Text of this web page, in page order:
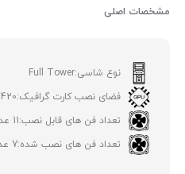
مشخصات اصلی
نوع شاسی:Full Tower
فضای نصب کارت گرافیک:420 میلی متر
تعداد فن های قابل نصب:11 عدد
تعداد فن های نصب شده:7 عدد